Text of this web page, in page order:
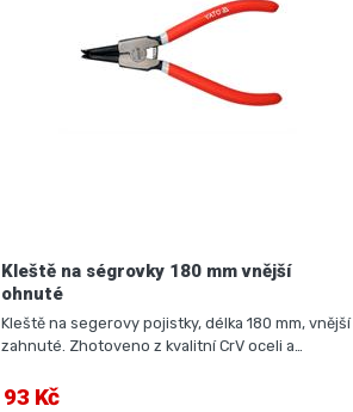
Kleště na ségrovky 180 mm vnější
ohnuté
Kleště na segerovy pojistky, délka 180 mm, vnější
zahnuté. Zhotoveno z kvalitní CrV oceli a…
93 Kč